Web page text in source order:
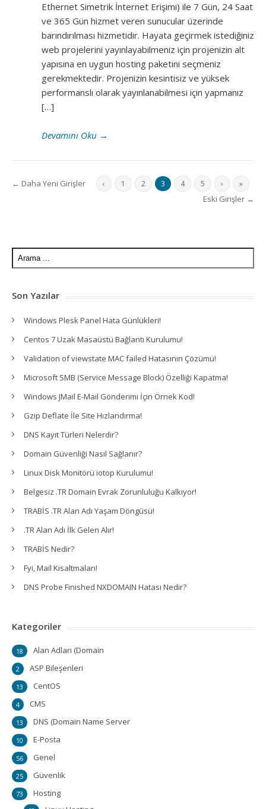
Ethernet Simetrik İnternet Erişimi) ile 7 Gün, 24 Saat
ve 365 Gün hizmet veren sunucular üzerinde
barındırılması hizmetidir. Hayata geçirmek istediğiniz
web projelerini yayınlayabilmeniz için projenizin alt
yapısına en uygun hosting paketini seçmeniz
gerekmektedir. Projenizin kesintisiz ve yüksek
performanslı olarak yayınlanabilmesi için yapmanız
[…]
Devamını Oku →
← Daha Yeni Girişler ‹ 1 2 3 4 5 › »
Eski Girişler →
Son Yazılar
Windows Plesk Panel Hata Günlükleri!
Centos 7 Uzak Masaüstü Bağlantı Kurulumu!
Validation of viewstate MAC failed Hatasının Çözümü!
Microsoft SMB (Service Message Block) Özelliği Kapatma!
Windows JMail E-Mail Gönderimi İçin Örnek Kod!
Gzip Deflate İle Site Hızlandırma!
DNS Kayıt Türleri Nelerdir?
Domain Güvenliği Nasıl Sağlanır?
Linux Disk Monitörü iotop Kurulumu!
Belgesiz .TR Domain Evrak Zorunluluğu Kalkıyor!
TRABİS .TR Alan Adı Yaşam Döngüsü!
.TR Alan Adı İlk Gelen Alır!
TRABİS Nedir?
Fyi, Mail Kısaltmaları!
DNS Probe Finished NXDOMAIN Hatası Nedir?
Kategoriler
Alan Adları (Domain
18
ASP Bileşenleri
2
CentOS
13
CMS
4
DNS (Domain Name Server
13
E-Posta
10
Genel
56
Güvenlik
25
Hosting
73